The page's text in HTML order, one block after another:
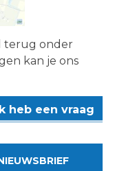
terug onder
kan je ons
heb een vraag